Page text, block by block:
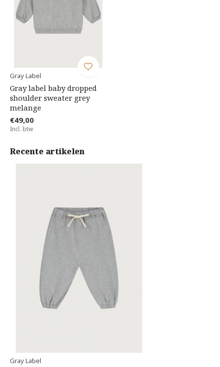
Gray Label
Gray label baby dropped
shoulder sweater grey
melange
€49,00
Incl. btw
Recente artikelen
Gray Label